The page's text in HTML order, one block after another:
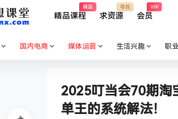
精品课程
精品
求资源
寻找
会员
VIP
国内电商 媒体运营 生活兴趣 职
2025叮当会70期淘
单王的系统解法！​